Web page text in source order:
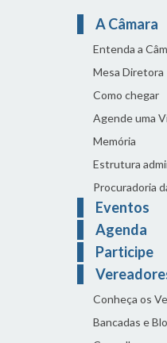
A Câmara
Entenda a
Mesa Diretora
Como chegar
Agende uma
Memória
Estrutura
Procuradoria
Eventos
Agenda
Participe
Conheça os
Bancadas e